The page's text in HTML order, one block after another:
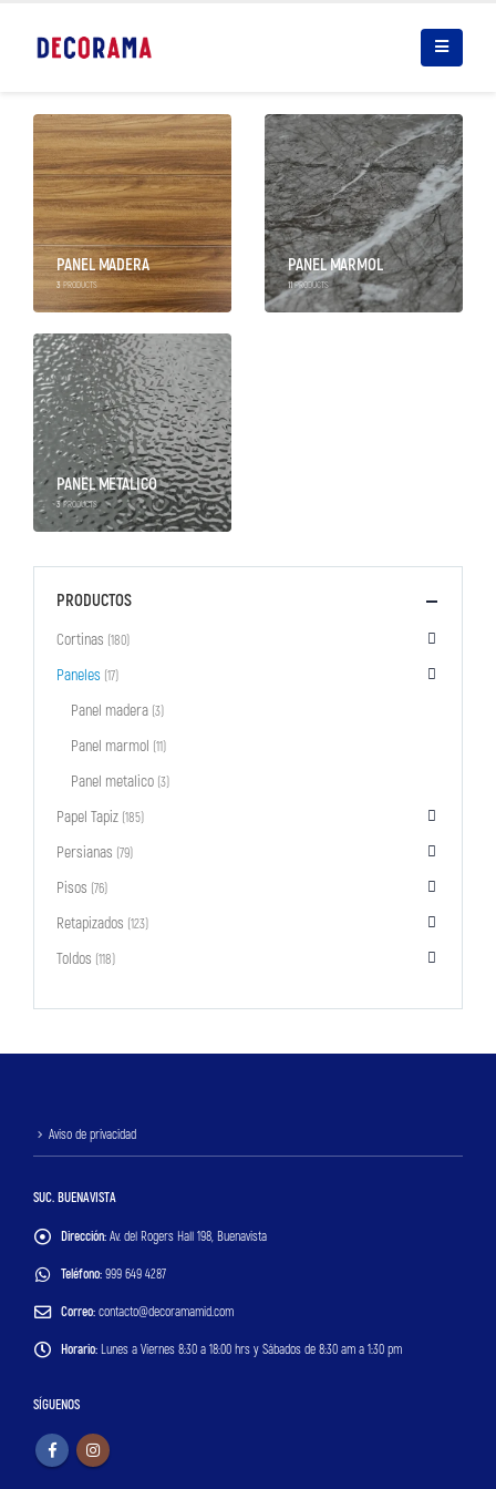
PANEL MADERA
3PRODUCTS
PANEL MARMOL
11PRODUCTS
PANEL METALICO
3PRODUCTS
PRODUCTOS
Cortinas (180)
Paneles (17)
Panel madera (3)
Panel marmol (11)
Panel metalico (3)
Papel Tapiz (185)
Persianas (79)
Pisos (76)
Retapizados (123)
Toldos (118)
Aviso de privacidad
SUC. BUENAVISTA
Dirección: Av. del Rogers Hall 198, Buenavista
Teléfono: 999 649 4287
Correo: contacto@decoramamid.com
Horario: Lunes a Viernes 8:30 a 18:00 hrs y Sábados de 8:30 am a 1:30 pm
SÍGUENOS